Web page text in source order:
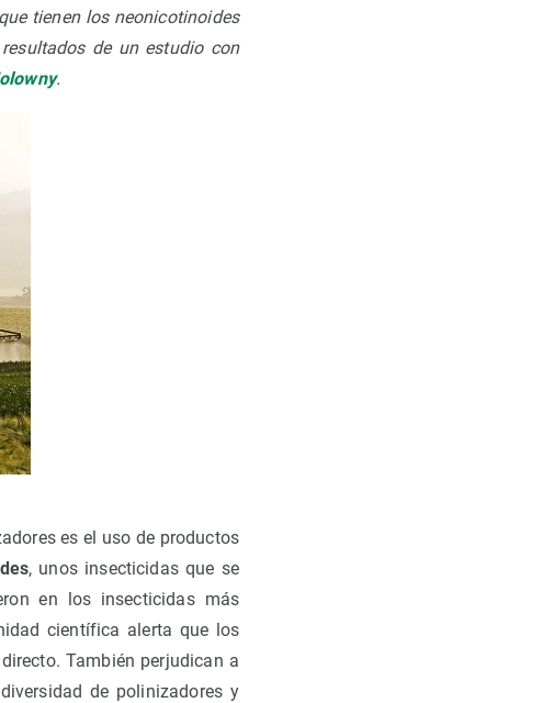
tienen los neonicotinoides
de un estudio con
.
es el uso de productos
, unos insecticidas que se
en los insecticidas más
científica alerta que los
También perjudican a
de polinizadores y